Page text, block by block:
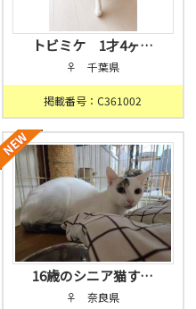
トビミケ 1才4ヶ…
♀ 千葉県
掲載番号：C361002
16歳のシニア猫す…
♀ 奈良県